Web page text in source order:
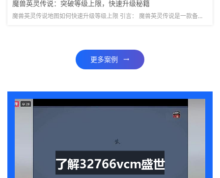
魔兽英灵传说：突破等级上限，快速升级秘籍
魔兽英灵传说地图如何快速升级等级上限 引言： 魔兽英灵传说是一款备受玩家喜爱的多人在线角色扮演游戏，其中地图的等级上限是玩家们追求的目标之一。本文将详细介绍如何快速升级地图等级上限，帮助玩家们在游戏中...
更多案例